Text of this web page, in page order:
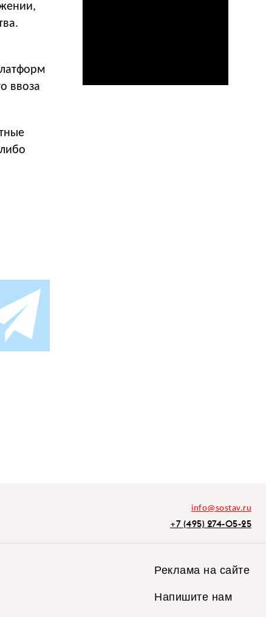
ввоза
info@sostav.ru
+7 (495) 274-05-25
Реклама на сайте
Напишите нам